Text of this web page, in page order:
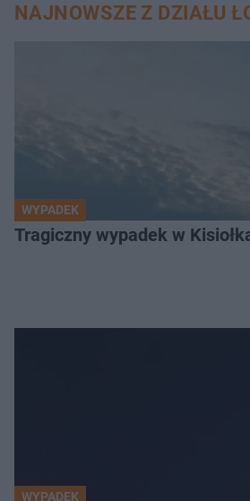
NAJNOWSZE Z DZIAŁU
WYPADEK
Tragiczny wypadek w
WYPADEK